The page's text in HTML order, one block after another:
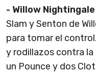
- Willow
Slam y Senton de
para tomar el
y rodillazos contra la
un Pounce y dos